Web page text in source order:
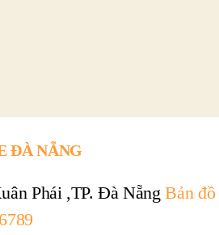
ĐÀ NẴNG
Phái ,TP. Đà NẵngBản đồ